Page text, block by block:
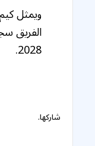
2028.
شاركها.